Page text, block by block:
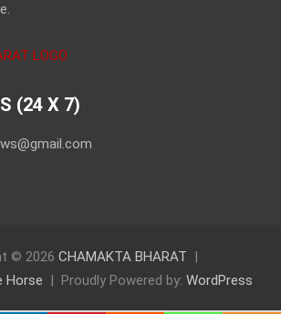
(24 X 7)
© 2026 CHAMAKTA BHARAT
Horse Proudly Powered by: WordPress